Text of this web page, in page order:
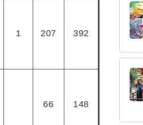
1 207 392
66 148